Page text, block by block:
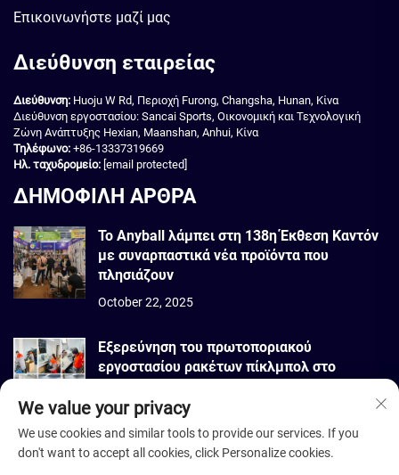
Επικοινωνήστε μαζί μας
Διεύθυνση εταιρείας
Διεύθυνση: Huoju W Rd, Περιοχή Furong, Changsha, Hunan, Κίνα
Διεύθυνση εργοστασίου: Sancai Sports, Οικονομική και Τεχνολογική
Ζώνη Ανάπτυξης Hexian, Maanshan, Anhui, Κίνα
Τηλέφωνο: +86-13337319669
Ηλ. ταχυδρομείο: [email protected]
ΔΗΜΟΦΙΛΗ ΑΡΘΡΑ
Το Anyball λάμπει στη 138η Έκθεση Καντόν
με συναρπαστικά νέα προϊόντα που
πλησιάζουν
October 22, 2025
Εξερεύνηση του πρωτοποριακού
εργοστασίου ρακέτων πίκλμπολ στο
September 22, 2025
Πνευματικά δικαιώματα © 2026 Dmantis Sports Goods Co., Ltd. Πεκίνο
We value your privacy
We use cookies and similar tools to provide our services. If you
don't want to accept all cookies, click Personalize cookies.